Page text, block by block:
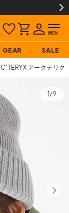
GEAR SALE
アークテリク
1/9